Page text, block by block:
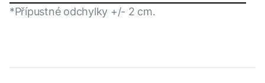
*Přípustné odchylky +/- 2 cm.